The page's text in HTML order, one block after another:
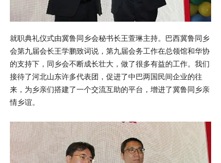
就职典礼仪式由冀鲁同乡会秘书长王萱琳主持。巴西冀鲁同乡
会第九届会长王学鹏致词说，第九届会务工作在总领馆和华协
的支持下，同乡会不断成长壮大，做了很多有益的工作。我们
接待了河北山东许多代表团，促进了中巴两国民间企业的往
来，为乡亲们搭建了一个交流互助的平台，增进了冀鲁同乡亲
情乡谊。